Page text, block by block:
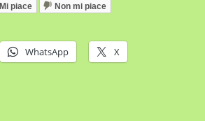
Mi piace Non mi piace
WhatsApp X